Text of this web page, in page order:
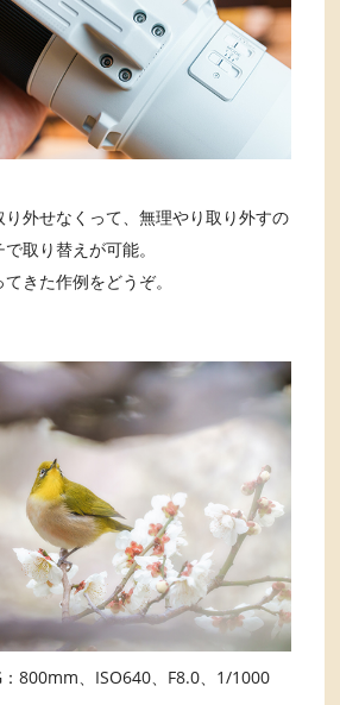
外せなくって、無理やり取り外すの
取り替えが可能。
きた作例をどうぞ。
：800mm、ISO640、F8.0、1/1000